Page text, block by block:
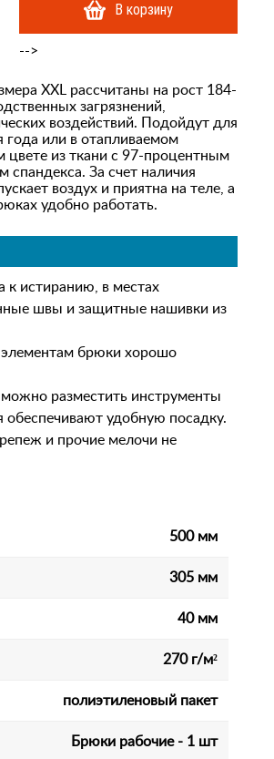
В корзину
-->
XXL рассчитаны на рост 184-
загрязнений,
воздействий. Подойдут для
года или в отапливаемом
из ткани с 97-процентным
За счет наличия
воздух и приятна на теле, а
удобно работать.
к истиранию, в местах
швы и защитные нашивки из
брюки хорошо
разместить инструменты
удобную посадку.
и прочие мелочи не
500 мм
305 мм
40 мм
270 г/м²
полиэтиленовый пакет
Брюки рабочие - 1 шт